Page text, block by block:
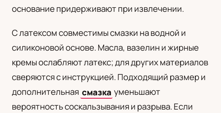
основание придерживают при извлечении.
С латексом совместимы смазки на водной и
силиконовой основе. Масла, вазелин и жирные
кремы ослабляют латекс; для других материалов
сверяются с инструкцией. Подходящий размер и
дополнительная смазка уменьшают
вероятность соскальзывания и разрыва. Если